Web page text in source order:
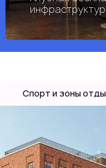
Спорт и зоны